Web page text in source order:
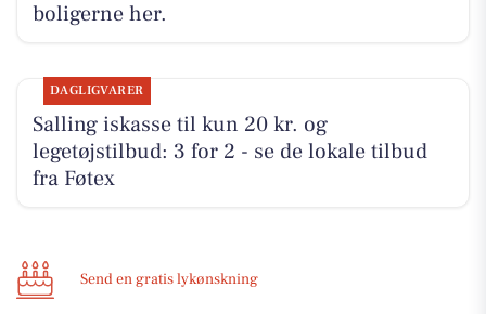
boligerne her.
DAGLIGVARER
Salling iskasse til kun 20 kr. og
legetøjstilbud: 3 for 2 - se de lokale tilbud
fra Føtex
Send en gratis lykønskning